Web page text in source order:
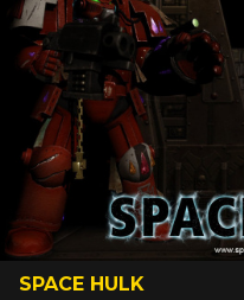
SPACE HULK